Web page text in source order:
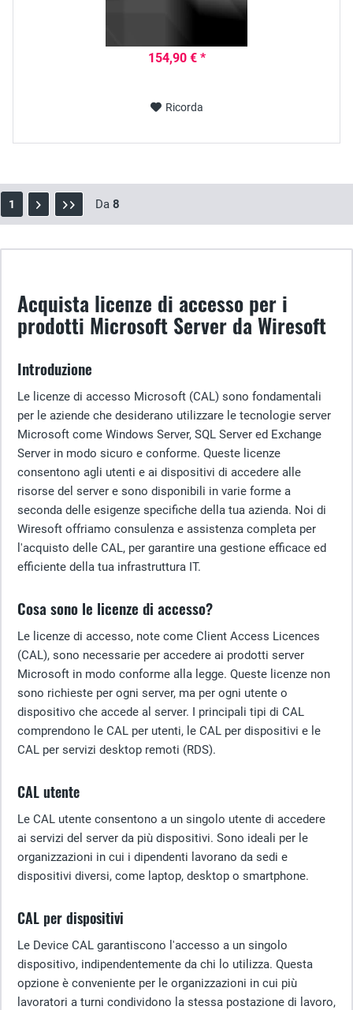
154,90 € *
Ricorda
1 Da 8
Acquista licenze di accesso per i
prodotti Microsoft Server da Wiresoft
Introduzione
Le licenze di accesso Microsoft (CAL) sono fondamentali
per le aziende che desiderano utilizzare le tecnologie server
Microsoft come Windows Server, SQL Server ed Exchange
Server in modo sicuro e conforme. Queste licenze
consentono agli utenti e ai dispositivi di accedere alle
risorse del server e sono disponibili in varie forme a
seconda delle esigenze specifiche della tua azienda. Noi di
Wiresoft offriamo consulenza e assistenza completa per
l'acquisto delle CAL, per garantire una gestione efficace ed
efficiente della tua infrastruttura IT.
Cosa sono le licenze di accesso?
Le licenze di accesso, note come Client Access Licences
(CAL), sono necessarie per accedere ai prodotti server
Microsoft in modo conforme alla legge. Queste licenze non
sono richieste per ogni server, ma per ogni utente o
dispositivo che accede al server. I principali tipi di CAL
comprendono le CAL per utenti, le CAL per dispositivi e le
CAL per servizi desktop remoti (RDS).
CAL utente
Le CAL utente consentono a un singolo utente di accedere
ai servizi del server da più dispositivi. Sono ideali per le
organizzazioni in cui i dipendenti lavorano da sedi e
dispositivi diversi, come laptop, desktop o smartphone.
CAL per dispositivi
Le Device CAL garantiscono l'accesso a un singolo
dispositivo, indipendentemente da chi lo utilizza. Questa
opzione è conveniente per le organizzazioni in cui più
lavoratori a turni condividono la stessa postazione di lavoro,